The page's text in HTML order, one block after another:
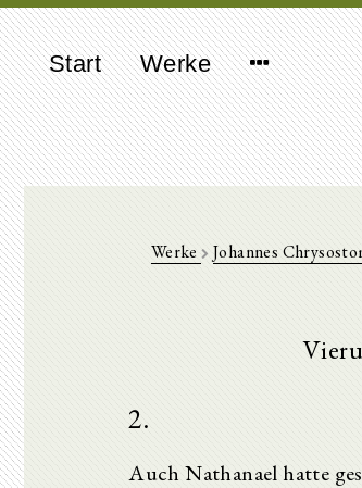
Start Werke
Werke Johannes
2.
Auch Nathanael hatte